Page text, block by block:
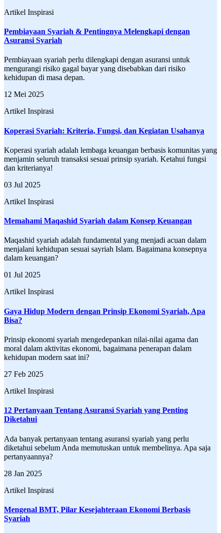
Artikel Inspirasi
Pembiayaan Syariah & Pentingnya Melengkapi dengan
Asuransi Syariah
Pembiayaan syariah perlu dilengkapi dengan asuransi untuk
mengurangi risiko gagal bayar yang disebabkan dari risiko
kehidupan di masa depan.
12 Mei 2025
Artikel Inspirasi
Koperasi Syariah: Kriteria, Fungsi, dan Kegiatan Usahanya
Koperasi syariah adalah lembaga keuangan berbasis komunitas yang
menjamin seluruh transaksi sesuai prinsip syariah. Ketahui fungsi
dan kriterianya!
03 Jul 2025
Artikel Inspirasi
Memahami Maqashid Syariah dalam Konsep Keuangan
Maqashid syariah adalah fundamental yang menjadi acuan dalam
menjalani kehidupan sesuai sayriah Islam. Bagaimana konsepnya
dalam keuangan?
01 Jul 2025
Artikel Inspirasi
Gaya Hidup Modern dengan Prinsip Ekonomi Syariah, Apa
Bisa?
Prinsip ekonomi syariah mengedepankan nilai-nilai agama dan
moral dalam aktivitas ekonomi, bagaimana penerapan dalam
kehidupan modern saat ini?
27 Feb 2025
Artikel Inspirasi
12 Pertanyaan Tentang Asuransi Syariah yang Penting
Diketahui
Ada banyak pertanyaan tentang asuransi syariah yang perlu
diketahui sebelum Anda memutuskan untuk membelinya. Apa saja
pertanyaannya?
28 Jan 2025
Artikel Inspirasi
Mengenal BMT, Pilar Kesejahteraan Ekonomi Berbasis
Syariah